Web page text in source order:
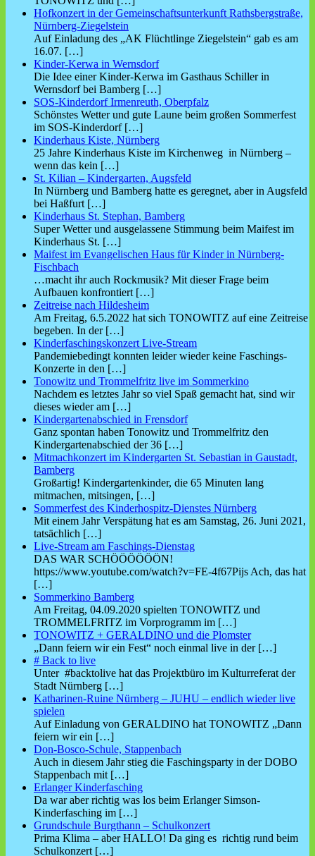
Hofkonzert in der Gemeinschaftsunterkunft Rathsbergstraße,
Nürnberg-Ziegelstein
Auf Einladung des „AK Flüchtlinge Ziegelstein“ gab es am
16.07. […]
Kinder-Kerwa in Wernsdorf
Die Idee einer Kinder-Kerwa im Gasthaus Schiller in
Wernsdorf bei Bamberg […]
SOS-Kinderdorf Irmenreuth, Oberpfalz
Schönstes Wetter und gute Laune beim großen Sommerfest
im SOS-Kinderdorf […]
Kinderhaus Kiste, Nürnberg
25 Jahre Kinderhaus Kiste im Kirchenweg in Nürnberg –
wenn das kein […]
St. Kilian – Kindergarten, Augsfeld
In Nürnberg und Bamberg hatte es geregnet, aber in Augsfeld
bei Haßfurt […]
Kinderhaus St. Stephan, Bamberg
Super Wetter und ausgelassene Stimmung beim Maifest im
Kinderhaus St. […]
Maifest im Evangelischen Haus für Kinder in Nürnberg-
Fischbach
…macht ihr auch Rockmusik? Mit dieser Frage beim
Aufbauen konfrontiert […]
Zeitreise nach Hildesheim
Am Freitag, 6.5.2022 hat sich TONOWITZ auf eine Zeitreise
begeben. In der […]
Kinderfaschingskonzert Live-Stream
Pandemiebedingt konnten leider wieder keine Faschings-
Konzerte in den […]
Tonowitz und Trommelfritz live im Sommerkino
Nachdem es letztes Jahr so viel Spaß gemacht hat, sind wir
dieses wieder am […]
Kindergartenabschied in Frensdorf
Ganz spontan haben Tonowitz und Trommelfritz den
Kindergartenabschied der 36 […]
Mitmachkonzert im Kindergarten St. Sebastian in Gaustadt,
Bamberg
Großartig! Kindergartenkinder, die 65 Minuten lang
mitmachen, mitsingen, […]
Sommerfest des Kinderhospitz-Dienstes Nürnberg
Mit einem Jahr Verspätung hat es am Samstag, 26. Juni 2021,
tatsächlich […]
Live-Stream am Faschings-Dienstag
DAS WAR SCHÖÖÖÖÖÖN!
https://www.youtube.com/watch?v=FE-4f67Pijs Ach, das hat
[…]
Sommerkino Bamberg
Am Freitag, 04.09.2020 spielten TONOWITZ und
TROMMELFRITZ im Vorprogramm im […]
TONOWITZ + GERALDINO und die Plomster
„Dann feiern wir ein Fest“ noch einmal live in der […]
# Back to live
Unter #backtolive hat das Projektbüro im Kulturreferat der
Stadt Nürnberg […]
Katharinen-Ruine Nürnberg – JUHU – endlich wieder live
spielen
Auf Einladung von GERALDINO hat TONOWITZ „Dann
feiern wir ein […]
Don-Bosco-Schule, Stappenbach
Auch in diesem Jahr stieg die Faschingsparty in der DOBO
Stappenbach mit […]
Erlanger Kinderfasching
Da war aber richtig was los beim Erlanger Simson-
Kinderfasching im […]
Grundschule Burgthann – Schulkonzert
Prima Klima – aber HALLO! Da ging es richtig rund beim
Schulkonzert […]